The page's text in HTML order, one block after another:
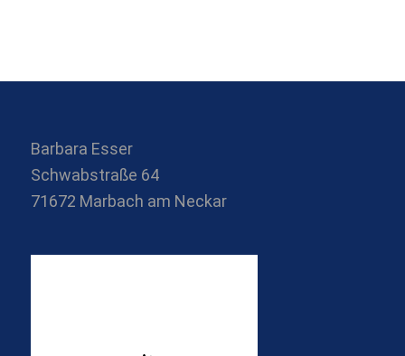
Barbara Esser
Schwabstraße 64
71672 Marbach am Neckar